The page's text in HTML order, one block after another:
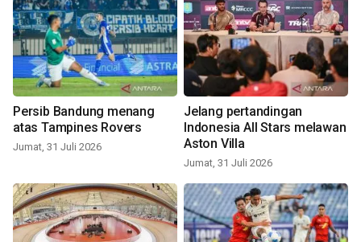
Persib Bandung menang
atas Tampines Rovers
Jumat, 31 Juli 2026
Jelang pertandingan
Indonesia All Stars melawan
Aston Villa
Jumat, 31 Juli 2026